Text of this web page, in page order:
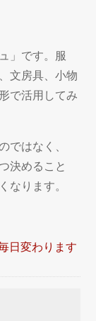
」です。服
文房具、小物
で活用してみ
ではなく、
決めること
なります。
日変わります